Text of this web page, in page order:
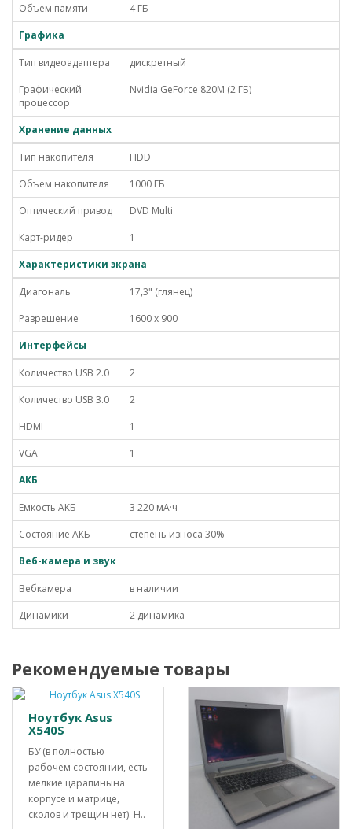
Объем памяти
4 ГБ
Графика
Тип видеоадаптера
дискретный
Графический
процессор
Nvidia GeForce 820M (2 ГБ)
Хранение данных
Тип накопителя
HDD
Объем накопителя
1000 ГБ
Оптический привод
DVD Multi
Карт-ридер
1
Характеристики экрана
Диагональ
17,3" (глянец)
Разрешение
1600 x 900
Интерфейсы
Количество USB 2.0
2
Количество USB 3.0
2
HDMI
1
VGA
1
АКБ
Емкость АКБ
3 220 мА·ч
Состояние АКБ
степень износа 30%
Веб-камера и звук
Вебкамера
в наличии
Динамики
2 динамика
Рекомендуемые товары
Ноутбук Asus
X540S
БУ (в полностью
рабочем состоянии, есть
мелкие царапинына
корпусе и матрице,
сколов и трещин нет). Н..